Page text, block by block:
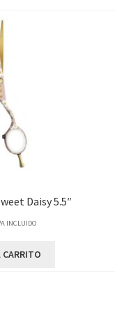
Daisy 5.5″
INCLUIDO